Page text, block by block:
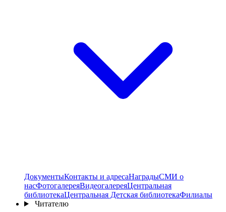
ДокументыКонтакты и адресаНаградыСМИ о
насФотогалереяВидеогалереяЦентральная
библиотекаЦентральная Детская библиотекаФилиалы
Читателю